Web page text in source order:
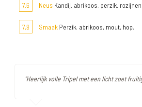
7,6 Neus Kandij, abrikoos, perzik,
7,9 Smaak Perzik, abrikoos, mout, hop.
"Heerlijk volle Tripel met een licht zoet